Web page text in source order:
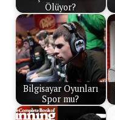
Ölüyor?
Bilgisayar Oyunları
Spor mu?